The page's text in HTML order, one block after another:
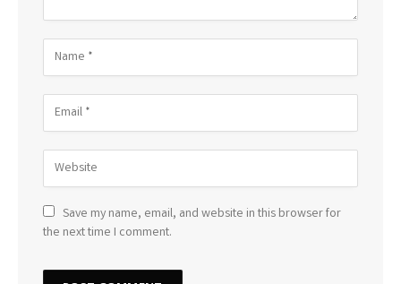
Save my name, email, and website in this browser for
the next time I comment.